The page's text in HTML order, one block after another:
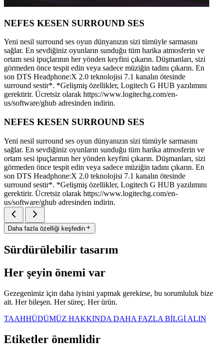
NEFES KESEN SURROUND SES
Yeni nesil surround ses oyun dünyanızın sizi tümüyle sarmasını
sağlar. En sevdiğiniz oyunların sunduğu tüm harika atmosferin ve
ortam sesi ipuçlarının her yönden keyfini çıkarın. Düşmanları, sizi
görmeden önce tespit edin veya sadece müziğin tadını çıkarın. En
son DTS Headphone:X 2.0 teknolojisi 7.1 kanalın ötesinde
surround sestir*. *Gelişmiş özellikler, Logitech G HUB yazılımını
gerektirir. Ücretsiz olarak https://www.logitechg.com/en-
us/software/ghub adresinden indirin.
NEFES KESEN SURROUND SES
Yeni nesil surround ses oyun dünyanızın sizi tümüyle sarmasını
sağlar. En sevdiğiniz oyunların sunduğu tüm harika atmosferin ve
ortam sesi ipuçlarının her yönden keyfini çıkarın. Düşmanları, sizi
görmeden önce tespit edin veya sadece müziğin tadını çıkarın. En
son DTS Headphone:X 2.0 teknolojisi 7.1 kanalın ötesinde
surround sestir*. *Gelişmiş özellikler, Logitech G HUB yazılımını
gerektirir. Ücretsiz olarak https://www.logitechg.com/en-
us/software/ghub adresinden indirin.
Daha fazla özelliği keşfedin
Sürdürülebilir tasarım
Her şeyin önemi var
Gezegenimiz için daha iyisini yapmak gerekirse, bu sorumluluk bize
ait. Her bileşen. Her süreç. Her ürün.
TAAHHÜDÜMÜZ HAKKINDA DAHA FAZLA BİLGİ ALIN
Etiketler önemlidir